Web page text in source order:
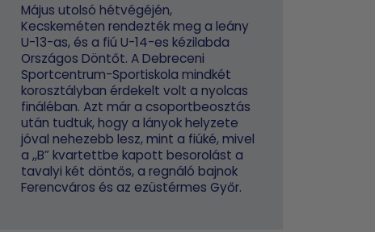
Május utolsó hétvégéjén,
Kecskeméten rendezték meg a leány
U-13-as, és a fiú U-14-es kézilabda
Országos Döntőt. A Debreceni
Sportcentrum-Sportiskola mindkét
korosztályban érdekelt volt a nyolcas
fináléban. Azt már a csoportbeosztás
után tudtuk, hogy a lányok helyzete
jóval nehezebb lesz, mint a fiúké, mivel
a ,,B” kvartettbe kapott besorolást a
tavalyi két döntős, a regnáló bajnok
Ferencváros és az ezüstérmes Győr.